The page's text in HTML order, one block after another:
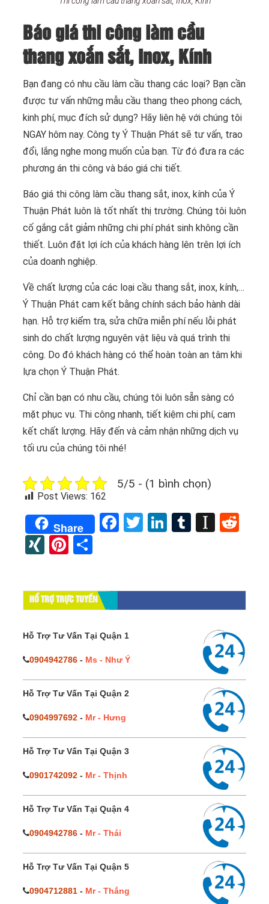
Báo giá thi công làm cầu
thang xoắn sắt, Inox, Kính
Bạn đang có nhu cầu làm cầu thang các loại? Bạn cần
được tư vấn những mẫu cầu thang theo phong cách,
kinh phí, mục đích sử dụng? Hãy liên hệ với chúng tôi
NGAY hôm nay. Công ty Ý Thuận Phát sẽ tư vấn, trao
đổi, lắng nghe mong muốn của bạn. Từ đó đưa ra các
phương án thi công và báo giá chi tiết.
Báo giá thi công làm cầu thang sắt, inox, kính của Ý
Thuận Phát luôn là tốt nhất thị trường. Chúng tôi luôn
cố gắng cắt giảm những chi phí phát sinh không cần
thiết. Luôn đặt lợi ích của khách hàng lên trên lợi ích
của doanh nghiệp.
Về chất lượng của các loại cầu thang sắt, inox, kính,…
Ý Thuận Phát cam kết bằng chính sách bảo hành dài
hạn. Hỗ trợ kiểm tra, sửa chữa miễn phí nếu lỗi phát
sinh do chất lượng nguyên vật liệu và quá trình thi
công. Do đó khách hàng có thể hoàn toàn an tâm khi
lựa chọn Ý Thuận Phát.
Chỉ cần bạn có nhu cầu, chúng tôi luôn sẵn sàng có
mặt phục vụ. Thi công nhanh, tiết kiệm chi phí, cam
kết chất lượng. Hãy đến và cảm nhận những dịch vụ
tối ưu của chúng tôi nhé!
5/5 - (1 bình chọn)
Post Views: 162
Share Facebook
TwitterLinkedIn
Tumblr
XINGPinterest
HỔ TRỢ TRỰC TUYẾN
Hỗ Trợ Tư Vấn Tại Quận 1
0904942786 - Ms - Như Ý
Hỗ Trợ Tư Vấn Tại Quận 2
0904997692 - Mr - Hưng
Hỗ Trợ Tư Vấn Tại Quận 3
0901742092 - Mr - Thịnh
Hỗ Trợ Tư Vấn Tại Quận 4
0904942786 - Mr - Thái
Hỗ Trợ Tư Vấn Tại Quận 5
0904712881 - Mr - Thắng